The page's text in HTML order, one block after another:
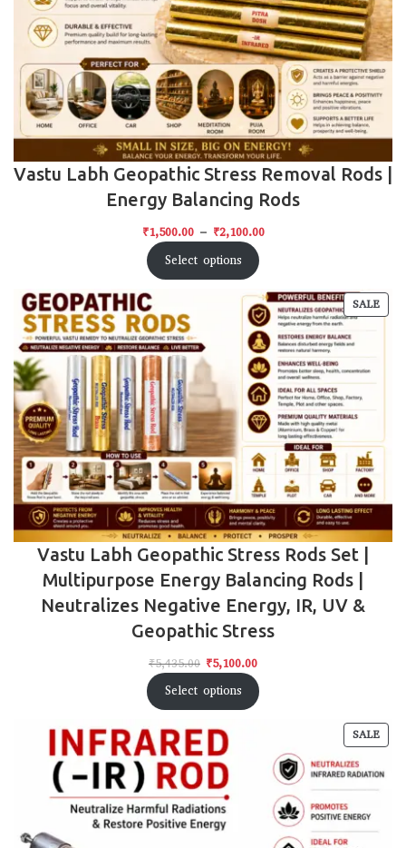
Vastu Labh Geopathic Stress Removal Rods |
Energy Balancing Rods
₹1,500.00 – ₹2,100.00
Select options
SALE
Vastu Labh Geopathic Stress Rods Set |
Multipurpose Energy Balancing Rods |
Neutralizes Negative Energy, IR, UV &
Geopathic Stress
₹5,435.00 ₹5,100.00
Select options
SALE